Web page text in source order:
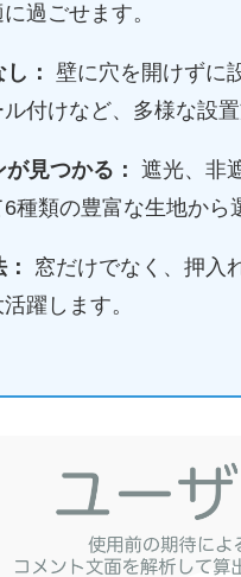
過ごせます。
： 壁に穴を開けずに
付けなど、多様な設置
見つかる：
遮光、非
種類の豊富な生地から
窓だけでなく、押入
躍します。